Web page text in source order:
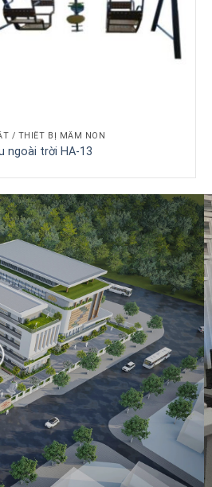
/ THIẾT BỊ MẦM NON
ngoài trời HA-13